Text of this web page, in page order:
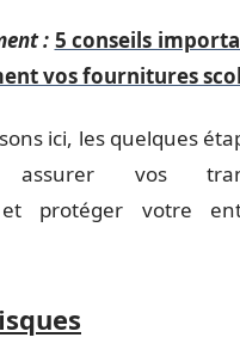
: 5 conseils
vos fournitures
ici, les quelques
vos
et protéger votre